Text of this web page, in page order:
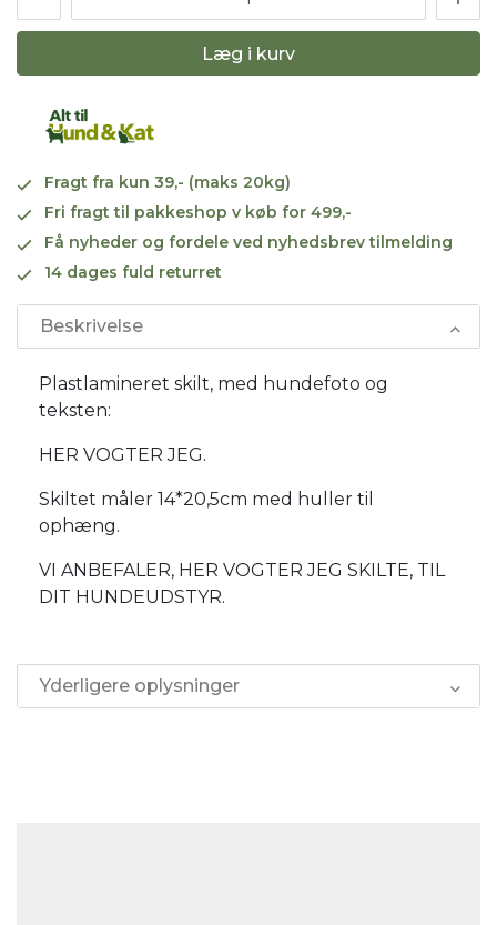
Læg i kurv
Fragt fra kun 39,- (maks 20kg)
Fri fragt til pakkeshop v køb for 499,-
Få nyheder og fordele ved nyhedsbrev tilmelding
14 dages fuld returret
Beskrivelse
Plastlamineret skilt, med hundefoto og
teksten:
HER VOGTER JEG.
Skiltet måler 14*20,5cm med huller til
ophæng.
VI ANBEFALER, HER VOGTER JEG SKILTE, TIL
DIT HUNDEUDSTYR.
Yderligere oplysninger